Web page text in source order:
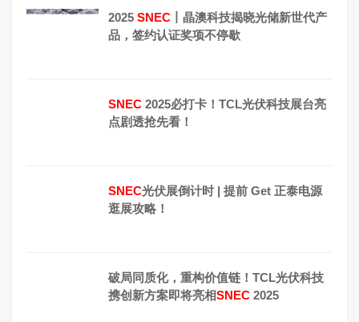
2025 SNEC 丨晶澳科技揭晓光储新世代产
品，签约认证奖项不停歇
SNEC 2025必打卡！TCL光伏科技展台亮
点剧透抢先看！
SNEC光伏展倒计时 | 提前 Get 正泰电源
逛展攻略！
破局同质化，重构价值链！TCL光伏科技
携创新方案即将亮相SNEC 2025